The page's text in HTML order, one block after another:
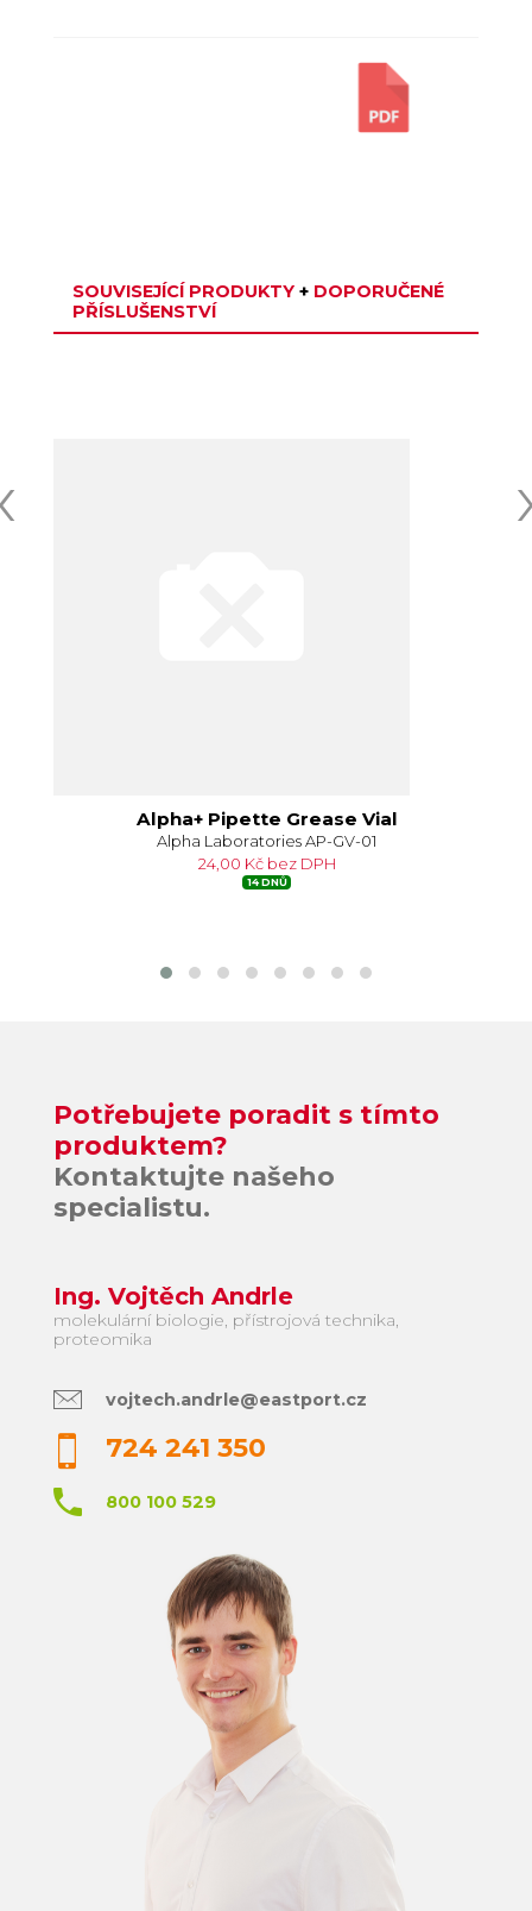
SOUVISEJÍCÍ PRODUKTY +DOPORUČENÉ
PŘÍSLUŠENSTVÍ
Alpha+ Pipette Grease Vial
Alpha Laboratories AP-GV-01
24,00 Kč bez DPH
14 DNŮ
Potřebujete poradit s tímto
produktem?
Kontaktujte našeho
specialistu.
Ing. Vojtěch Andrle
molekulární biologie, přístrojová technika,
proteomika
vojtech.andrle@eastport.cz
724 241 350
800 100 529